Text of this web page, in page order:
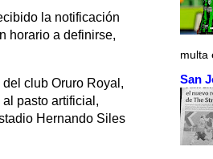
la notificación
horario a definirse,
club Oruro Royal,
pasto artificial,
Hernando Siles
multa
San